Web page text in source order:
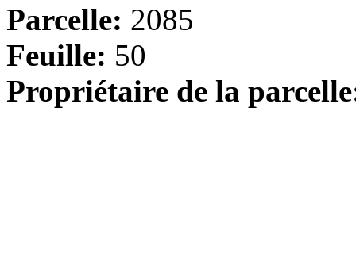
Parcelle: 2085
Feuille: 50
Propriétaire de la